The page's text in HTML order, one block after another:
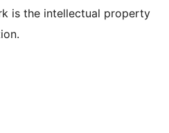
is the intellectual property